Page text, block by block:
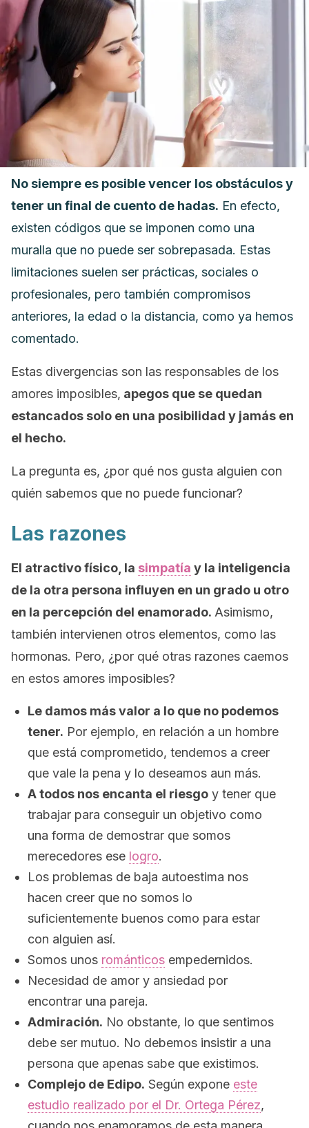
No siempre es posible vencer los obstáculos y
tener un final de cuento de hadas. En efecto,
existen códigos que se imponen como una
muralla que no puede ser sobrepasada. Estas
limitaciones suelen ser prácticas, sociales o
profesionales, pero también compromisos
anteriores, la edad o la distancia, como ya hemos
comentado.
Estas divergencias son las responsables de los
amores imposibles, apegos que se quedan
estancados solo en una posibilidad y jamás en
el hecho.
La pregunta es, ¿por qué nos gusta alguien con
quién sabemos que no puede funcionar?
Las razones
El atractivo físico, la simpatía y la inteligencia
de la otra persona influyen en un grado u otro
en la percepción del enamorado. Asimismo,
también intervienen otros elementos, como las
hormonas. Pero, ¿por qué otras razones caemos
en estos amores imposibles?
Le damos más valor a lo que no podemos
tener. Por ejemplo, en relación a un hombre
que está comprometido, tendemos a creer
que vale la pena y lo deseamos aun más.
A todos nos encanta el riesgo y tener que
trabajar para conseguir un objetivo como
una forma de demostrar que somos
merecedores ese logro.
Los problemas de baja autoestima nos
hacen creer que no somos lo
suficientemente buenos como para estar
con alguien así.
Somos unos románticos empedernidos.
Necesidad de amor y ansiedad por
encontrar una pareja.
Admiración. No obstante, lo que sentimos
debe ser mutuo. No debemos insistir a una
persona que apenas sabe que existimos.
Complejo de Edipo. Según expone este
estudio realizado por el Dr. Ortega Pérez,